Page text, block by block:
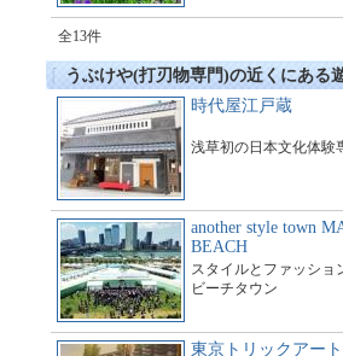
全13件
うぶけや(打刃物専門)の近くにある
時代屋江戸蔵
浅草初の日本文化体験
another style town
BEACH
スタイルとファッショ
ビーチタウン
東京トリックアー